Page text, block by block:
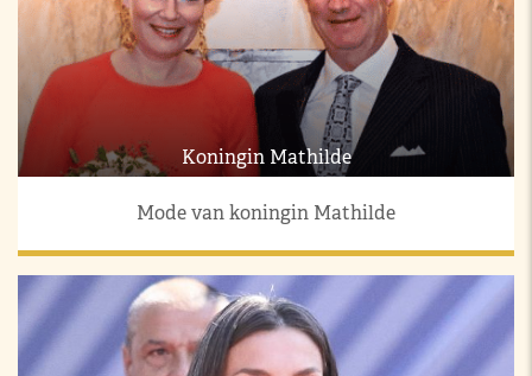
Koningin Mathilde
Mode van koningin Mathilde